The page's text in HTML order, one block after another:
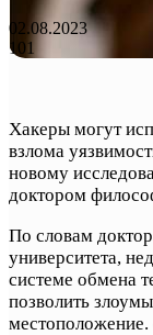
02.08.2023
101
Хакеры могут
взлома
новому
доктором
По словам
университета,
системе обмена
позволить
местоположение.